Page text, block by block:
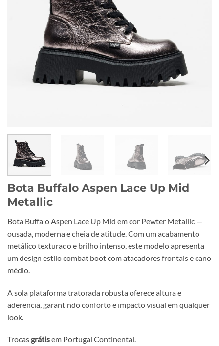
Bota Buffalo Aspen Lace Up Mid
Metallic
Bota Buffalo Aspen Lace Up Mid em cor Pewter Metallic —
ousada, moderna e cheia de atitude. Com um acabamento
metálico texturado e brilho intenso, este modelo apresenta
um design estilo combat boot com atacadores frontais e cano
médio.
A sola plataforma tratorada robusta oferece altura e
aderência, garantindo conforto e impacto visual em qualquer
look.
Trocas grátisem Portugal Continental.